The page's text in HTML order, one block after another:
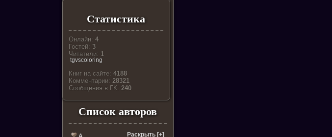
Статистика
Онлайн: 4
Гостей: 3
Читатели: 1
tgvscoloring
Книг на сайте: 4188
Комментарии: 28321
Cообщения в ГК: 240
Список авторов
Раскрыть [+]